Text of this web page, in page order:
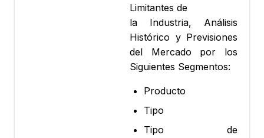
Limitantes de
la Industria, Análisis
Histórico y Previsiones
del Mercado por los
Siguientes Segmentos:
Producto
Tipo
Tipo de